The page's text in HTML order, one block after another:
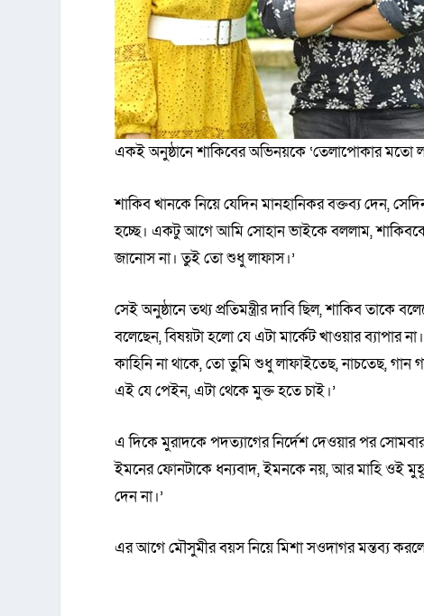
একই অনুষ্ঠানে শাকিবের অভিনয়কে ‘তেলাপোকার মতো
শাকিব খানকে নিয়ে যেদিন মানহানিকর বক্তব্য দেন,
হচ্ছে। একটু আগে আমি সোহান ভাইকে বললাম,
জানোস না। তুই তো শুধু লাফাস।’
সেই অনুষ্ঠানে তথ্য প্রতিমন্ত্রীর দাবি ছিল, শাকিব তাকে
বলেছেন, বিষয়টা হলো যে এটা মার্কেট খাওয়ার ব্যাপার
কাহিনি না থাকে, তো তুমি শুধু লাফাইতেছ, নাচতেছ,
এই যে পেইন, এটা থেকে মুক্ত হতে চাই।’
এ দিকে মুরাদকে পদত্যাগের নির্দেশ দেওয়ার পর
ইমনের ফোনটাকে ধন্যবাদ, ইমনকে নয়, আর মাহি ওই
দেন না।’
এর আগে মৌসুমীর বয়স নিয়ে মিশা সওদাগর মন্তব্য করলে